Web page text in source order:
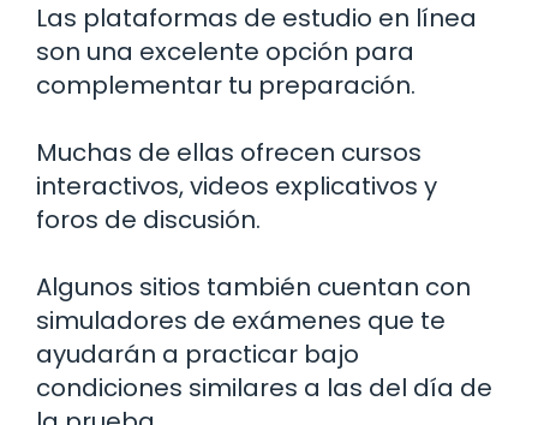
Las plataformas de estudio en línea
son una excelente opción para
complementar tu preparación.
Muchas de ellas ofrecen cursos
interactivos, videos explicativos y
foros de discusión.
Algunos sitios también cuentan con
simuladores de exámenes que te
ayudarán a practicar bajo
condiciones similares a las del día de